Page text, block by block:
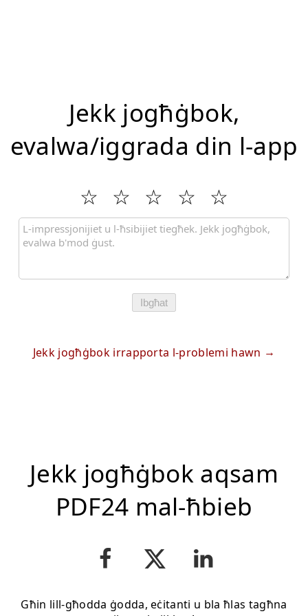
Jekk jogħġbok,
evalwa/iggrada din l-app
Ibgħat
Jekk jogħġbok irrapporta l-problemi hawn
Jekk jogħġbok aqsam
PDF24 mal-ħbieb
Għin lill-għodda ġodda, eċitanti u bla ħlas tagħna